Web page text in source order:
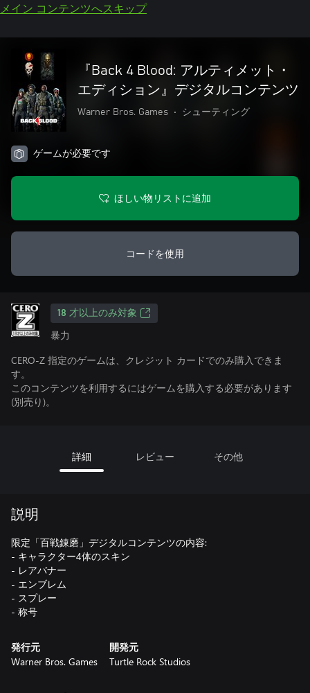
メイン コンテンツへスキップ
『Back 4 Blood: アルティメット・
エディション』デジタルコンテンツ
Warner Bros. Games • シューティング
ゲームが必要です
ほしい物リストに追加
コードを使用
18 才以上のみ対象
暴力
CERO-Z 指定のゲームは、クレジット カードでのみ購入できま
す。
このコンテンツを利用するにはゲームを購入する必要があります
(別売り)。
詳細 レビュー その他
説明
限定「百戦錬磨」デジタルコンテンツの内容:
- キャラクター4体のスキン
- レアバナー
- エンブレム
- スプレー
- 称号
発行元
Warner Bros. Games
開発元
Turtle Rock Studios